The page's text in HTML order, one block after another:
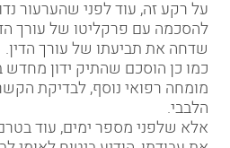
על רקע זה, עוד לפני שהערעור
להסכמה עם פרקליטו של עורך
שדחה את תביעתו של עורך הדין.
כמו כן הוסכם שהתיק ידון מחדש
מומחה רפואי נוסף, לבדיקת
הלבבי.
אלא שלפני מספר ימים, עוד